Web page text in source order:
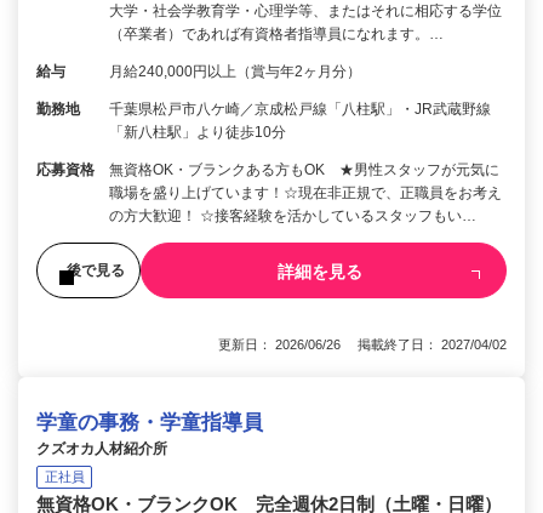
大学・社会学教育学・心理学等、またはそれに相応する学位
（卒業者）であれば有資格者指導員になれます。…
給与 月給240,000円以上（賞与年2ヶ月分）
勤務地
千葉県松戸市八ケ崎／京成松戸線「八柱駅」・JR武蔵野線
「新八柱駅」より徒歩10分
応募資格
無資格OK・ブランクある方もOK ★男性スタッフが元気に
職場を盛り上げています！☆現在非正規で、正職員をお考え
の方大歓迎！ ☆接客経験を活かしているスタッフもい…
後で見る 詳細を見る
更新日： 2026/06/26 掲載終了日： 2027/04/02
学童の事務・学童指導員
クズオカ人材紹介所
正社員
無資格OK・ブランクOK 完全週休2日制（土曜・日曜）